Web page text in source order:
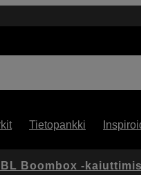
Tietopankki
Boombox -